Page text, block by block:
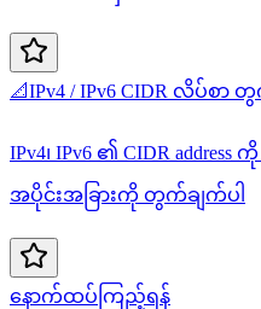
📐IPv4 / IPv6 CIDR လိပ်စာ
IPv4၊ IPv6 ၏ CIDR address
အပိုင်းအခြားကို တွက်ချက်ပါ
နောက်ထပ်ကြည့်ရန်